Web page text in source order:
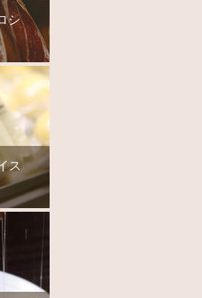
シ
ス